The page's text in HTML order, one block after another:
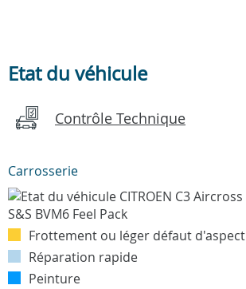
Etat du véhicule
Contrôle Technique
Carrosserie
Frottement ou léger défaut d'aspect
Réparation rapide
Peinture